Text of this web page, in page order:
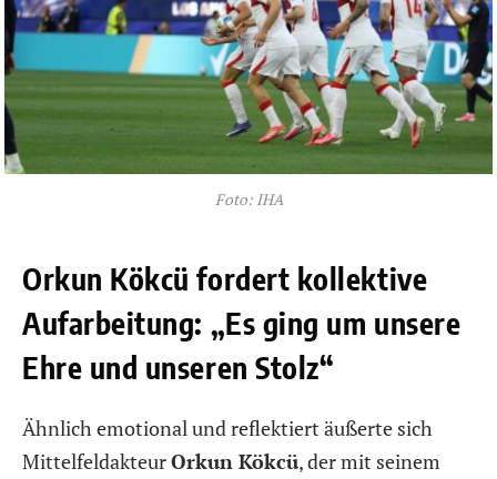
Foto: IHA
Orkun Kökcü fordert kollektive
Aufarbeitung: „Es ging um unsere
Ehre und unseren Stolz“
Ähnlich emotional und reflektiert äußerte sich
MittelfeldakteurOrkun Kökcü, der mit seinem